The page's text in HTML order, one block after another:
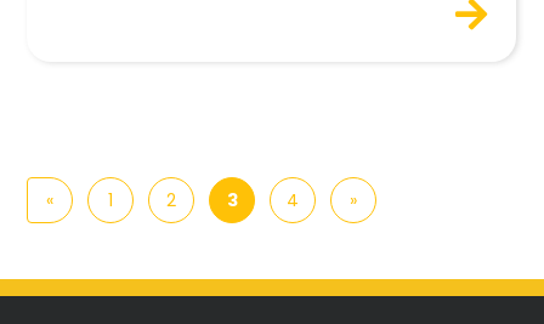
Navigazione degli articoli
« 1 2 3 4 »